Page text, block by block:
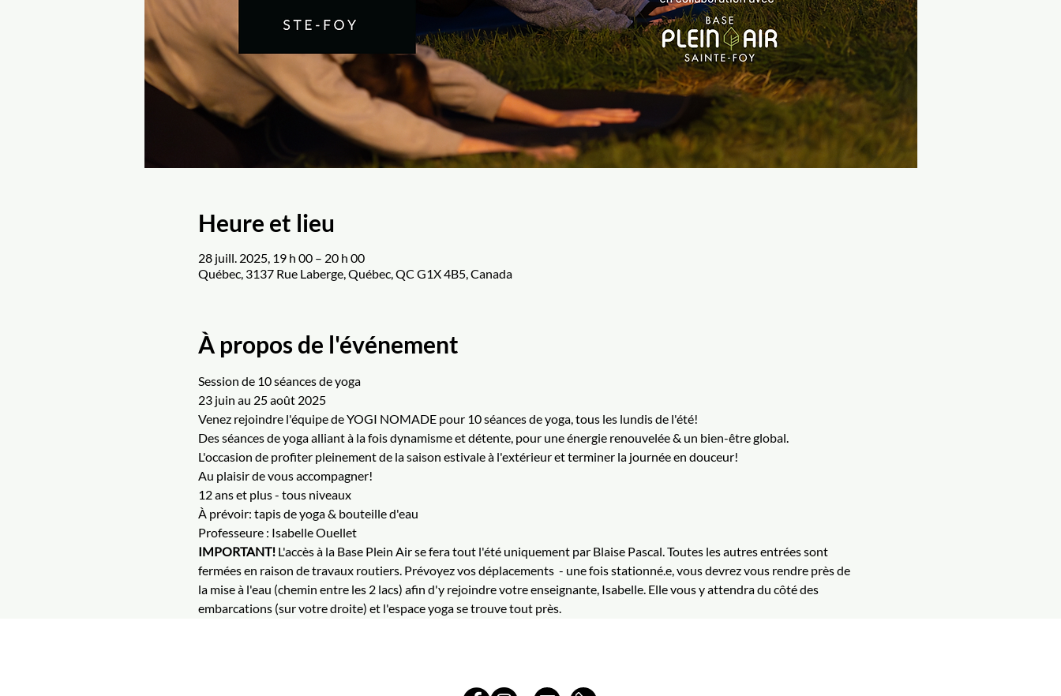
Heure et lieu
28 juill. 2025, 19 h 00 – 20 h 00
Québec, 3137 Rue Laberge, Québec, QC G1X 4B5, Canada
À propos de l'événement
Session de 10 séances de yoga
23 juin au 25 août 2025
Venez rejoindre l'équipe de YOGI NOMADE pour 10 séances de yoga, tous les lundis de l'été!
Des séances de yoga alliant à la fois dynamisme et détente, pour une énergie renouvelée & un bien-être global.
L'occasion de profiter pleinement de la saison estivale à l'extérieur et terminer la journée en douceur!
Au plaisir de vous accompagner!
12 ans et plus - tous niveaux
À prévoir: tapis de yoga & bouteille d'eau
Professeure : Isabelle Ouellet
IMPORTANT! L'accès à la Base Plein Air se fera tout l'été uniquement par Blaise Pascal. Toutes les autres entrées sont
fermées en raison de travaux routiers. Prévoyez vos déplacements  - une fois stationné.e, vous devrez vous rendre près de
la mise à l'eau (chemin entre les 2 lacs) afin d'y rejoindre votre enseignante, Isabelle. Elle vous y attendra du côté des
embarcations (sur votre droite) et l'espace yoga se trouve tout près.